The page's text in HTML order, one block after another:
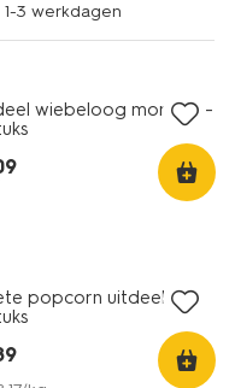
3 werkdagen
wiebeloog monster -
popcorn uitdeelzak -